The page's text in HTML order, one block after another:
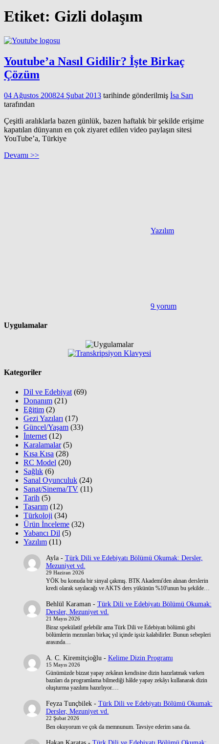
Etiket: Gizli dolaşım
Youtube’a Nasıl Gidilir? İşte Birkaç
Çözüm
04 Ağustos 200824 Şubat 2013 tarihinde gönderilmiş İsa Sarı
tarafından
Çeşitli aralıklarla bazen günlük, bazen haftalık bir şekilde erişime
kapatılan dünyanın en çok ziyaret edilen video paylaşın sitesi
YouTube’a, Türkiye
Devamı >>
Yazılım
9 yorum
Uygulamalar
Kategoriler
Dil ve Edebiyat (69)
Donanım (21)
Eğitim (2)
Gezi Yazıları (17)
Güncel/Yaşam (33)
İnternet (12)
Karalamalar(5)
Kısa Kısa (28)
RC Model (20)
Sağlık (6)
Sanal Oyunculuk (24)
Sanat/Sinema/TV (11)
Tarih (5)
Tasarım (12)
Türkoloji (34)
Ürün İnceleme (32)
Yabancı Dil (5)
Yazılım (11)
Ayla- Türk Dili ve Edebiyatı Bölümü Okumak: Dersler,
Mezuniyet vd.
29 Haziran 2026
YÖK bu konuda bir sinyal çakmış. BTK Akademi'den alınan derslerin
kredi olarak sayılacağı ve AKTS ders yükünün %10'unun bu şekilde…
Behlül Karaman- Türk Dili ve Edebiyatı Bölümü Okumak:
Dersler, Mezuniyet vd.
21 Mayıs 2026
Biraz spekülatif gelebilir ama Türk Dili ve Edebiyatı bölümü gibi
bölümlerin mezunları birkaç yıl içinde işsiz kalabilirler. Bunun sebepleri
arasında…
A. C. Kiremitçioğlu - Kelime Dizin Programı
15 Mayıs 2026
Günümüzde bizzat yapay zekânın kendisine dizin hazırlatmak varken
bazıları da programlama bilmediği hâlde yapay zekâyı kullanarak dizin
oluşturma yazılımı hazırlıyor.…
Feyza Tunçbilek- Türk Dili ve Edebiyatı Bölümü Okumak:
Dersler, Mezuniyet vd.
22 Şubat 2026
Ben okuyorum ve çok da memnunum. Tavsiye ederim sana da.